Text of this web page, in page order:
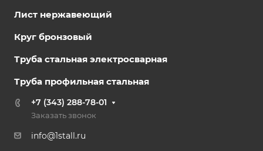
Лист нержавеющий
Круг бронзовый
Труба стальная электросварная
Труба профильная стальная
+7 (343) 288-78-01
Заказать звонок
info@1stall.ru